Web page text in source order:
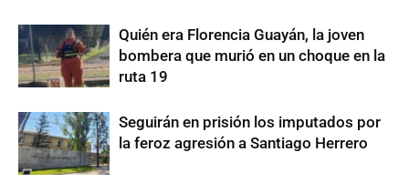
Quién era Florencia Guayán, la joven
bombera que murió en un choque en la
ruta 19
Seguirán en prisión los imputados por
la feroz agresión a Santiago Herrero